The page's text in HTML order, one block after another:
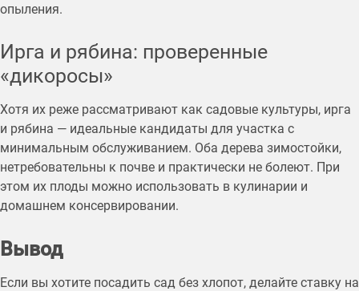
опыления.
Ирга и рябина: проверенные
«дикоросы»
Хотя их реже рассматривают как садовые культуры, ирга
и рябина — идеальные кандидаты для участка с
минимальным обслуживанием. Оба дерева зимостойки,
нетребовательны к почве и практически не болеют. При
этом их плоды можно использовать в кулинарии и
домашнем консервировании.
Вывод
Если вы хотите посадить сад без хлопот, делайте ставку на